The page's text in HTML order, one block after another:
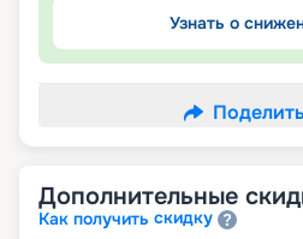
Узнать о
Дополнительные
Как получить скидку